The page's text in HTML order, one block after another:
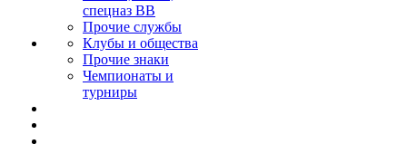
спецназ ВВ
Прочие службы
Клубы и общества
Прочие знаки
Чемпионаты и
турниры